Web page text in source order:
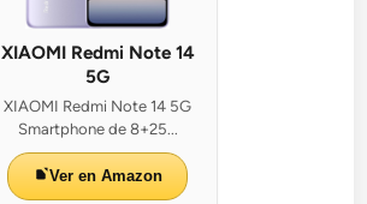
XIAOMI Redmi Note 14
5G
XIAOMI Redmi Note 14 5G
Smartphone de 8+25...
Ver en Amazon